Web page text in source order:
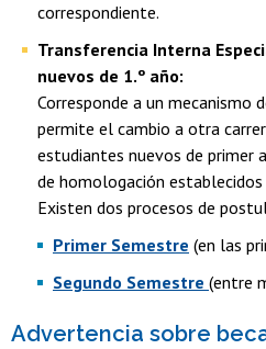
correspondiente.
Transferencia Interna
nuevos de 1.º año:
Corresponde a un mecanismo
permite el cambio a otra
estudiantes nuevos de primer
de homologación
Existen dos procesos de
Primer Semestre (en las
Segundo Semestre (entre
Advertencia sobre